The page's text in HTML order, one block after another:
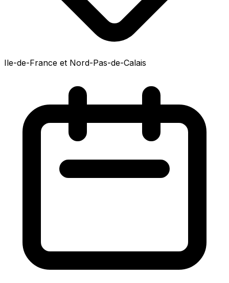
Ile-de-France et Nord-Pas-de-Calais